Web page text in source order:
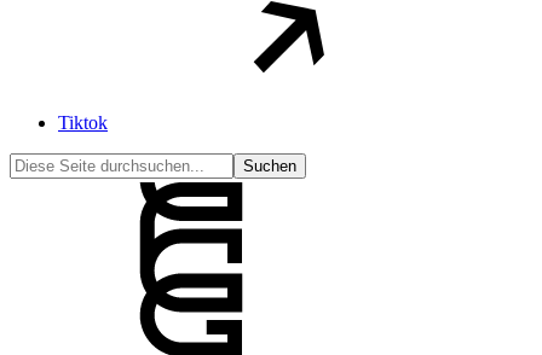
Tiktok